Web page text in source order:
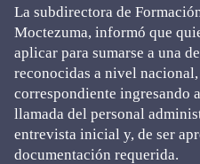
La subdirectora de
Moctezuma, informó que
aplicar para sumarse a una
reconocidas a nivel
correspondiente ingresando
llamada del personal
entrevista inicial y, de ser
documentación requerida.